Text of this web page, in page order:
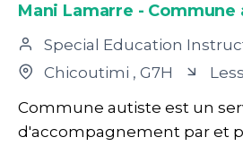
Mani Lamarre - Commune
Special Education
Chicoutimi , G7H
Commune autiste est un
d'accompagnement par et